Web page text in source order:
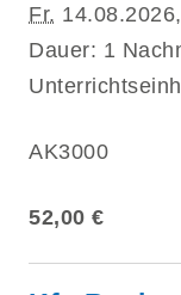
Fr.
Dauer: 1
AK3000
52,00 €